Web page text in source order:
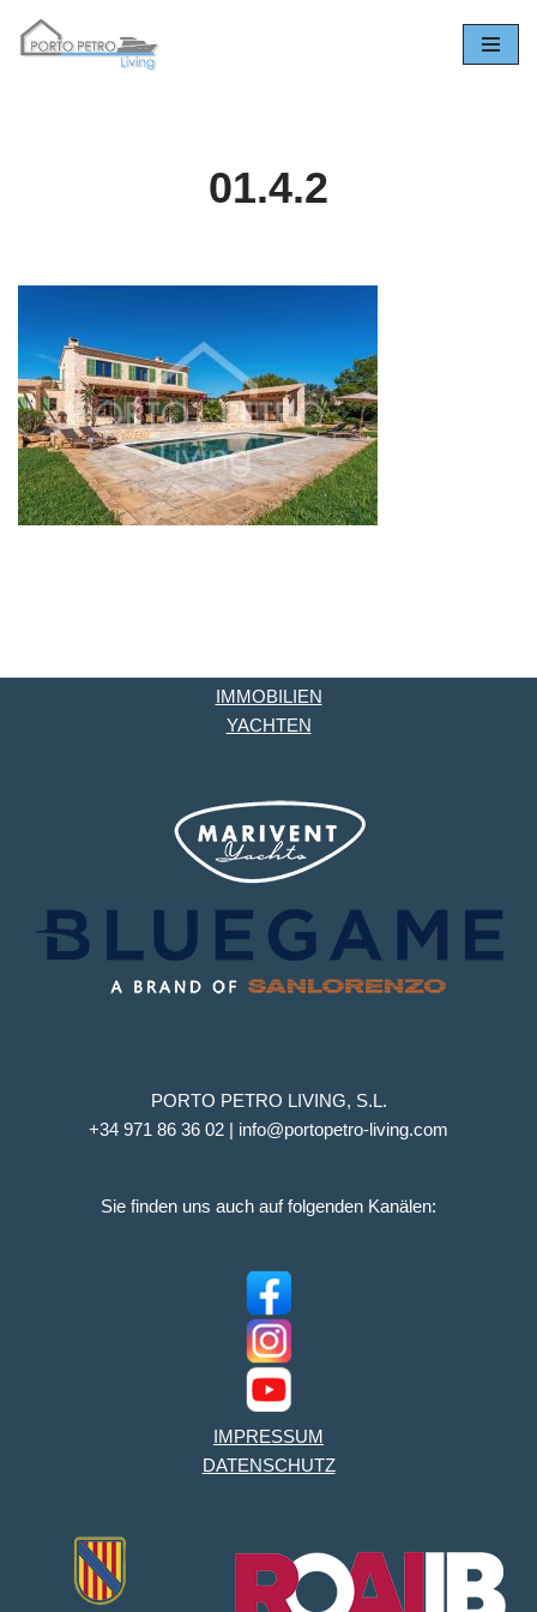
01.4.2
IMMOBILIEN
YACHTEN
PORTO PETRO LIVING, S.L.
+34 971 86 36 02 | info@portopetro-living.com
Sie finden uns auch auf folgenden Kanälen:
IMPRESSUM
DATENSCHUTZ